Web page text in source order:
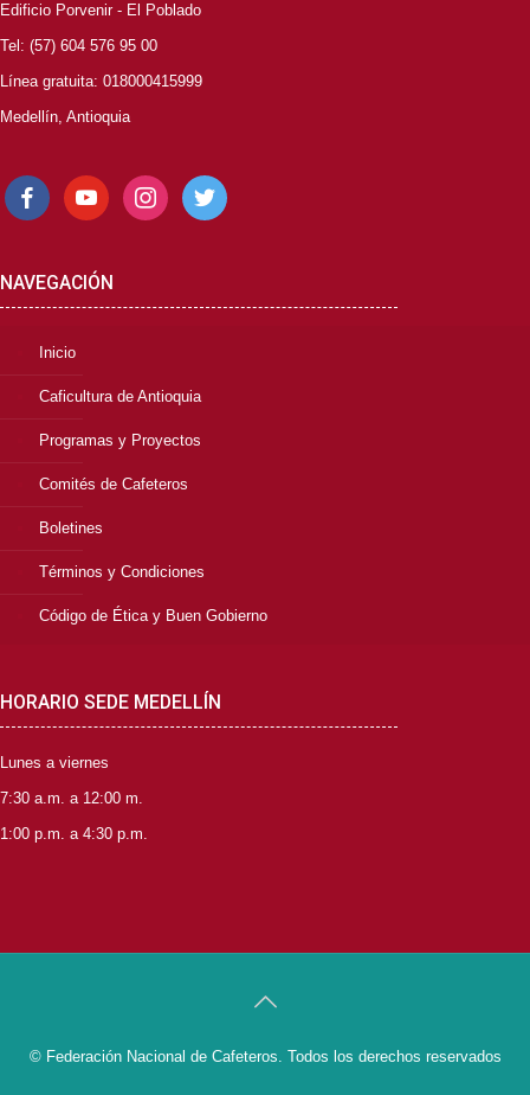
Edificio Porvenir - El Poblado
Tel: (57) 604 576 95 00
Línea gratuita: 018000415999
Medellín, Antioquia
facebookyoutube instagramtwitter
NAVEGACIÓN
Inicio
Caficultura de Antioquia
Programas y Proyectos
Comités de Cafeteros
Boletines
Términos y Condiciones
Código de Ética y Buen Gobierno
HORARIO SEDE MEDELLÍN
Lunes a viernes
7:30 a.m. a 12:00 m.
1:00 p.m. a 4:30 p.m.
© Federación Nacional de Cafeteros. Todos los derechos reservados